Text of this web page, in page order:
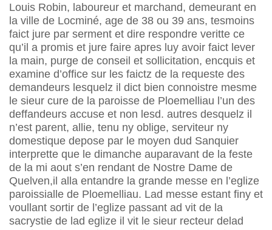
Louis Robin, laboureur et marchand, demeurant en
la ville de Locminé, age de 38 ou 39 ans, tesmoins
faict jure par serment et dire respondre veritte ce
qu’il a promis et jure faire apres luy avoir faict lever
la main, purge de conseil et sollicitation, encquis et
examine d’office sur les faictz de la requeste des
demandeurs lesquelz il dict bien connoistre mesme
le sieur cure de la paroisse de Ploemelliau l’un des
deffandeurs accuse et non lesd. autres desquelz il
n’est parent, allie, tenu ny oblige, serviteur ny
domestique depose par le moyen dud Sanquier
interprette que le dimanche auparavant de la feste
de la mi aout s’en rendant de Nostre Dame de
Quelven,il alla entandre la grande messe en l’eglize
paroissialle de Ploemelliau. Lad messe estant finy et
voullant sortir de l’eglize passant ad vit de la
sacrystie de lad eglize il vit le sieur recteur delad